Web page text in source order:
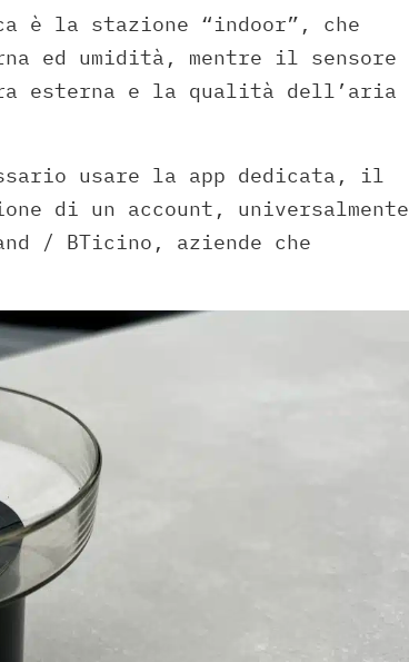
la stazione “indoor”, che
ed umidità, mentre il sensore
esterna e la qualità dell’aria
usare la app dedicata, il
di un account, universalmente
/ BTicino, aziende che